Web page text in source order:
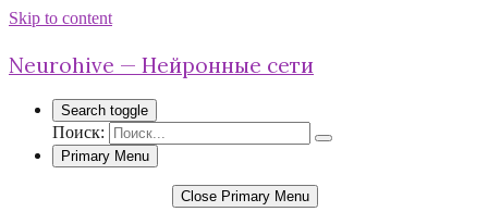
Skip to content
Neurohive — Нейронные сети
Search toggle
Поиск:
Primary Menu
Close Primary Menu